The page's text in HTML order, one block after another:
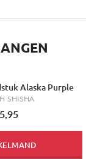
Alaska Purple
SHISHA